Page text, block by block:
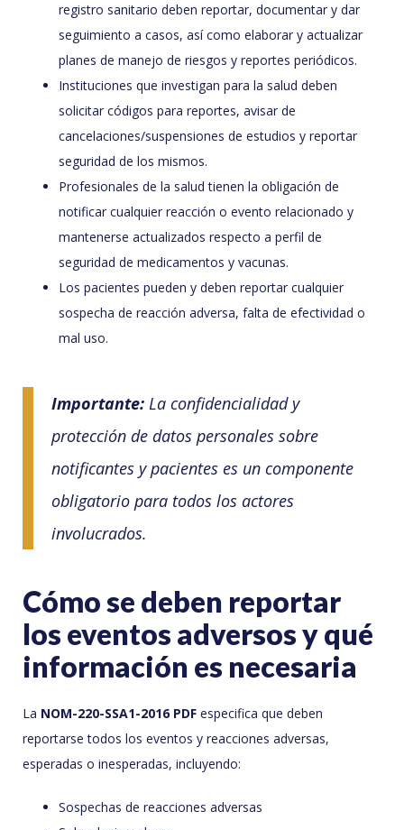
registro sanitario deben reportar, documentar y dar
seguimiento a casos, así como elaborar y actualizar
planes de manejo de riesgos y reportes periódicos.
Instituciones que investigan para la salud deben
solicitar códigos para reportes, avisar de
cancelaciones/suspensiones de estudios y reportar
seguridad de los mismos.
Profesionales de la salud tienen la obligación de
notificar cualquier reacción o evento relacionado y
mantenerse actualizados respecto a perfil de
seguridad de medicamentos y vacunas.
Los pacientes pueden y deben reportar cualquier
sospecha de reacción adversa, falta de efectividad o
mal uso.
Importante: La confidencialidad y
protección de datos personales sobre
notificantes y pacientes es un componente
obligatorio para todos los actores
involucrados.
Cómo se deben reportar
los eventos adversos y qué
información es necesaria
La NOM-220-SSA1-2016 PDF especifica que deben
reportarse todos los eventos y reacciones adversas,
esperadas o inesperadas, incluyendo:
Sospechas de reacciones adversas